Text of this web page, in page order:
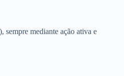
sempre mediante ação ativa e